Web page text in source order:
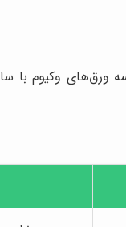
ورق‌های وکیوم